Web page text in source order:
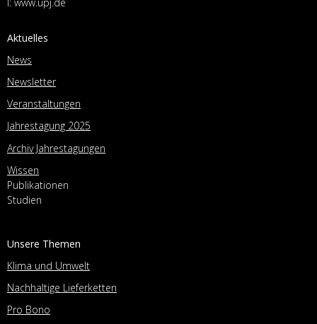
Aktuelles
News
Newsletter
Veranstaltungen
Jahrestagung 2025
Archiv Jahrestagungen
Wissen
Publikationen
Studien
Unsere Themen
Klima und Umwelt
Nachhaltige Lieferketten
Pro Bono